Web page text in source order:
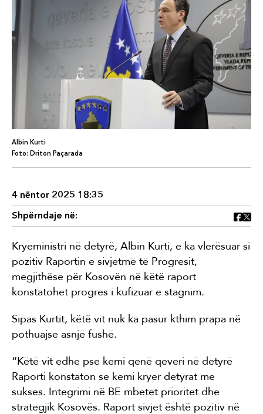
Albin Kurti
Foto: Driton Paçarada
4 nëntor 2025 18:35
Shpërndaje në:
Kryeministri në detyrë, Albin Kurti, e ka vlerësuar si
pozitiv Raportin e sivjetmë të Progresit,
megjithëse për Kosovën në këtë raport
konstatohet progres i kufizuar e stagnim.
Sipas Kurtit, këtë vit nuk ka pasur kthim prapa në
pothuajse asnjë fushë.
“Këtë vit edhe pse kemi qenë qeveri në detyrë
Raporti konstaton se kemi kryer detyrat me
sukses. Integrimi në BE mbetet prioritet dhe
strategjik Kosovës. Raport sivjet është pozitiv në